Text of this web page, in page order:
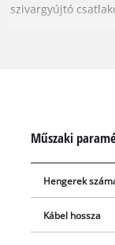
szivargyújtó
készülékkel: fújja
kényelmes és
darab (vízilabda-,
számos más
Műszaki
Hengerek
Kábel hossza